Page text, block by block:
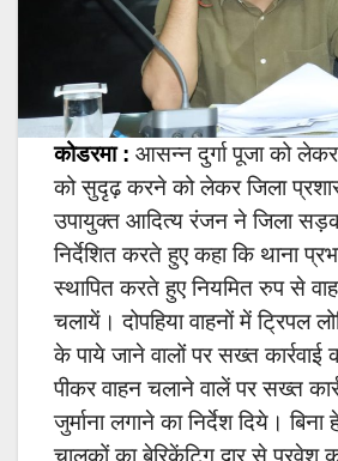
कोडरमा : आसन्न दुर्गा पूजा को
को सुदृढ़ करने को लेकर जिला
उपायुक्त आदित्य रंजन ने जिला
निर्देशित करते हुए कहा कि थाना
स्थापित करते हुए नियमित रुप से
चलायें। दोपहिया वाहनों में ट्रिपल
के पाये जाने वालों पर सख्त
पीकर वाहन चलाने वालें पर सख्त
जुर्माना लगाने का निर्देश दिये।